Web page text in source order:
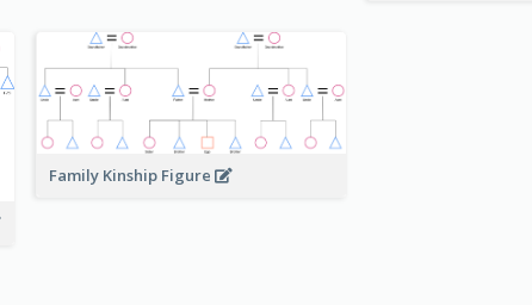
Family Kinship Figure